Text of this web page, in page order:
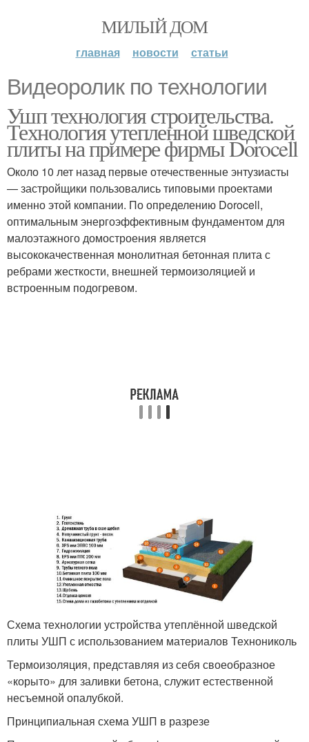
МИЛЫЙ ДОМ
главная новости статьи
Видеоролик по технологии
Ушп технология строительства.
Технология утепленной шведской
плиты на примере фирмы Dorocell
Около 10 лет назад первые отечественные энтузиасты
— застройщики пользовались типовыми проектами
именно этой компании. По определению Dorocell,
оптимальным энергоэффективным фундаментом для
малоэтажного домостроения является
высококачественная монолитная бетонная плита с
ребрами жесткости, внешней термоизоляцией и
встроенным подогревом.
Схема технологии устройства утеплённой шведской
плиты УШП с использованием материалов Технониколь
Термоизоляция, представляя из себя своеобразное
«корыто» для заливки бетона, служит естественной
несъемной опалубкой.
Принципиальная схема УШП в разрезе